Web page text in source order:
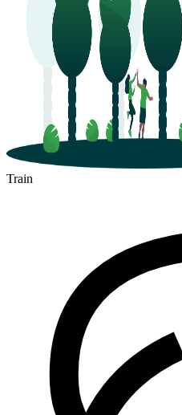
Train